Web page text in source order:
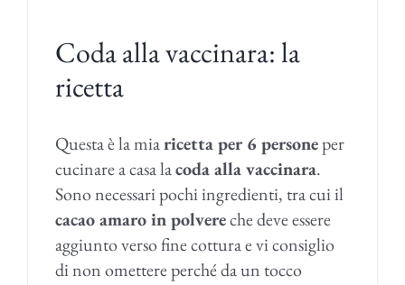
Coda alla vaccinara: la
ricetta
Questa è la miaricetta per 6 personeper
cucinare a casa lacoda alla vaccinara.
Sono necessari pochi ingredienti, tra cui il
cacao amaro in polvereche deve essere
aggiunto verso fine cottura e vi consiglio
di non omettere perché da un tocco